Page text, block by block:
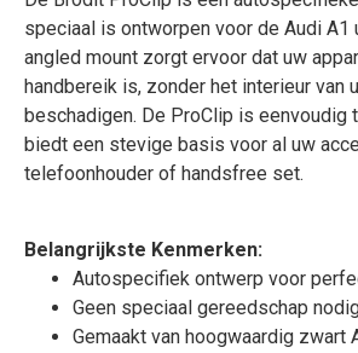
speciaal is ontworpen voor de Audi A1
angled mount zorgt ervoor dat uw
handbereik is, zonder het interieur van
beschadigen. De ProClip is eenvoudig
biedt een stevige basis voor al uw
telefoonhouder of handsfree set.
Belangrijkste Kenmerken:
Autospecifiek ontwerp voor
Geen speciaal gereedschap
Gemaakt van hoogwaardig zwart